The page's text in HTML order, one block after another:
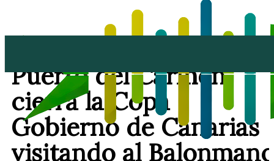
Puerto del Carmen
cierra la Copa
Gobierno de Canarias
visitando al